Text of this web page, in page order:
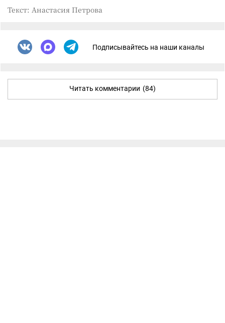
Текст: Анастасия Петрова
Подписывайтесь на наши каналы
Читать комментарии (84)